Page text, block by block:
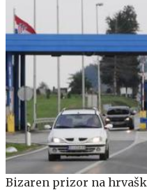
Bizaren prizor na